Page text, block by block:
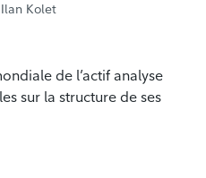
Kolet
de l’actif analyse
sur la structure de ses